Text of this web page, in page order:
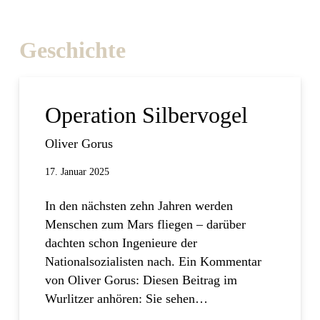
Geschichte
Operation Silbervogel
Oliver Gorus
17. Januar 2025
In den nächsten zehn Jahren werden
Menschen zum Mars fliegen – darüber
dachten schon Ingenieure der
Nationalsozialisten nach. Ein Kommentar
von Oliver Gorus: Diesen Beitrag im
Wurlitzer anhören: Sie sehen…